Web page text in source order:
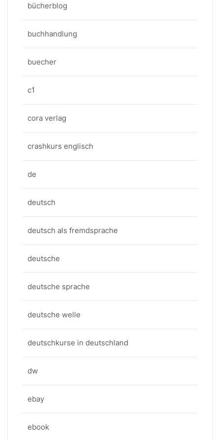
bücherblog
buchhandlung
buecher
c1
cora verlag
crashkurs englisch
de
deutsch
deutsch als fremdsprache
deutsche
deutsche sprache
deutsche welle
deutschkurse in deutschland
dw
ebay
ebook